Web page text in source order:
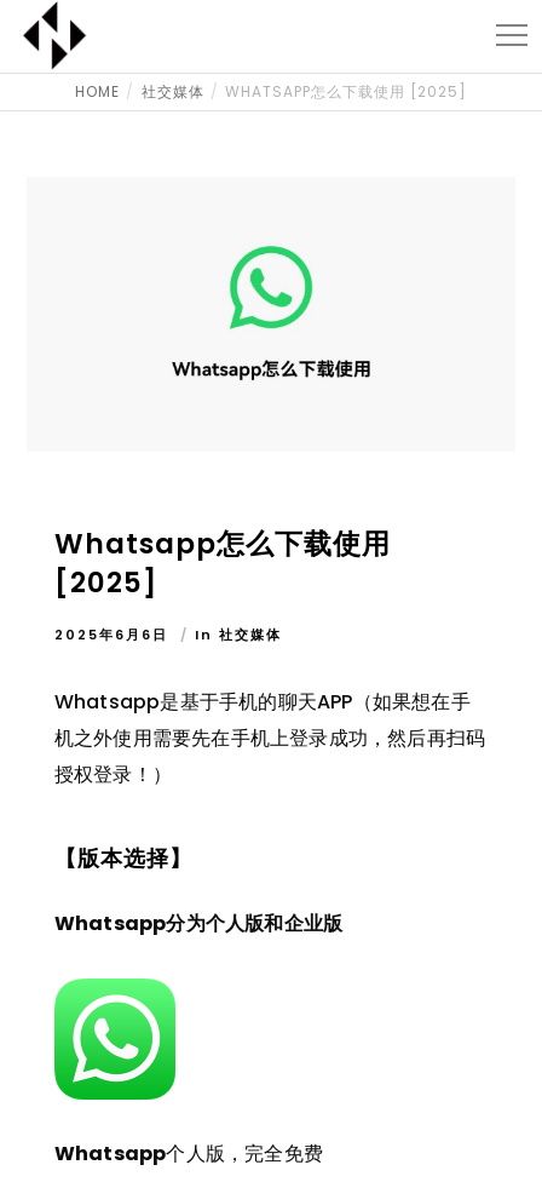
HOME 社交媒体 WHATSAPP怎么下载使用 [2025]
Whatsapp怎么下载使用
[2025]
2025年6月6日 In 社交媒体
Whatsapp是基于手机的聊天APP（如果想在手
机之外使用需要先在手机上登录成功，然后再扫码
授权登录！）
【版本选择】
Whatsapp分为个人版和企业版
Whatsapp个人版，完全免费